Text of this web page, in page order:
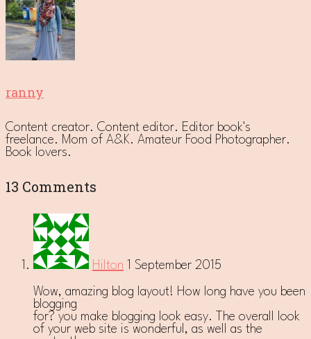
ranny
Content creator. Content editor. Editor book's
freelance. Mom of A&K. Amateur Food Photographer.
Book lovers.
13 Comments
Hilton 1 September 2015
Wow, amazing blog layout! How long have you been
blogging
for? you make blogging look easy. The overall look
of your web site is wonderful, as well as the